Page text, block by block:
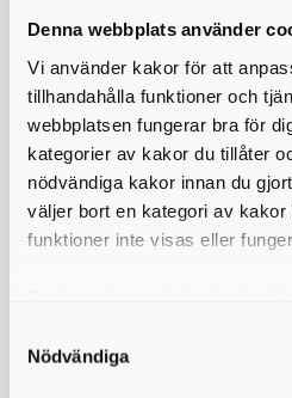
Denna webbplats använder
Vi använder kakor för att
tillhandahålla funktioner och
webbplatsen fungerar bra för
kategorier av kakor du tillåter
nödvändiga kakor innan du
väljer bort en kategori av
funktioner inte visas eller
användning av kakor som du
Nödvändiga
Denna rapport är en
som verksamheter inom
Skaraborg har prioriterat för
nationella strategin för Psykisk
Suicidprevention ”Det handlar
Inventeringen har visa att det är
främjande insatser och insatser för
problematik och att kunskapsnivån
allmänheten och professionella.
Behovsinventering Psykisk Hälsa